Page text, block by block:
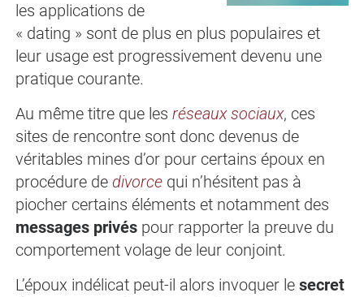
les applications de
« dating » sont de plus en plus populaires et
leur usage est progressivement devenu une
pratique courante.
Au même titre que les réseaux sociaux, ces
sites de rencontre sont donc devenus de
véritables mines d’or pour certains époux en
procédure de divorcequi n’hésitent pas à
piocher certains éléments et notamment des
messages privéspour rapporter la preuve du
comportement volage de leur conjoint.
L’époux indélicat peut-il alors invoquer le secret